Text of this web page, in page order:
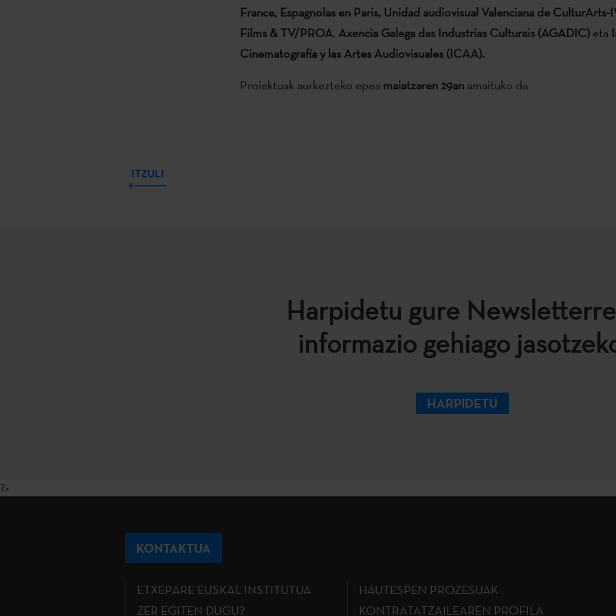
France, Espagnolas en Paris, Unidad audiovisual Valenciana de CulturArts-
Films & TV/PROA, Axencia Galega das Industrias Culturais (AGADIC) eta
Cinematografía y las Artes Audiovisuales (ICAA).
Proiektuak aurkezteko epea maiatzaren 29an amaituko da
ITZULI
Harpidetu gure
informazio gehiago
HARPIDETU
?>
KONTAKTUA
ETXEPARE EUSKAL INSTITUTUA
ZER EGITEN DUGU?
HAUTESPEN PROZESUAK
KONTRATATZAILEAREN PROFILA